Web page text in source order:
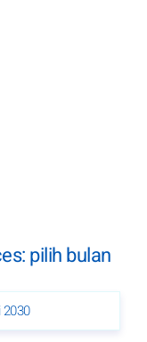
pilih bulan